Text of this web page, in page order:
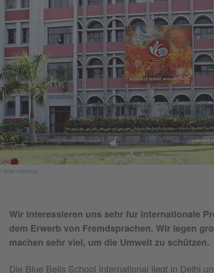
International
Wir interessieren uns sehr fur internationale
dem Erwerb von Fremdsprachen. Wir legen
machen sehr viel, um die Umwelt zu schützen.
Die Blue Bells School International liegt in Delhi